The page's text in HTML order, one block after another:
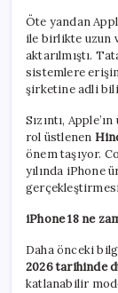
Öte yandan
ile birlikte uzun
aktarılmıştı.
sistemlere
şirketine adli
Sızıntı,
rol üstlenen
önem taşıyor.
yılında iPhone
iPhone 18 ne
Daha önceki
2026 tarihinde
katlanabilir